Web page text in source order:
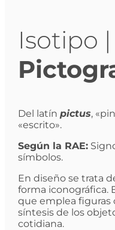
Isotipo |
Del latín pictus,
«escrito».
Según la RAE:
símbolos.
En diseño se trata
forma iconográfica.
que emplea figuras
síntesis de los
cotidiana.